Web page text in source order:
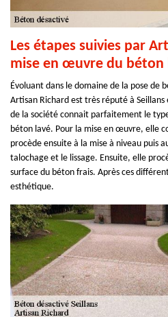
Les étapes suivies par
mise en œuvre du béton
Évoluant dans le domaine de la pose de
Artisan Richard est très réputé à Seillans
de la société connait parfaitement le
béton lavé. Pour la mise en œuvre, elle
procède ensuite à la mise à niveau puis
talochage et le lissage. Ensuite, elle
surface du béton frais. Après ces
esthétique.